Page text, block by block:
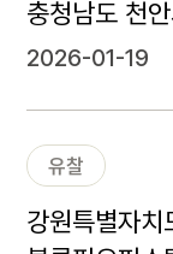
충청남도 천
2026-01-19
유찰
강원특별자